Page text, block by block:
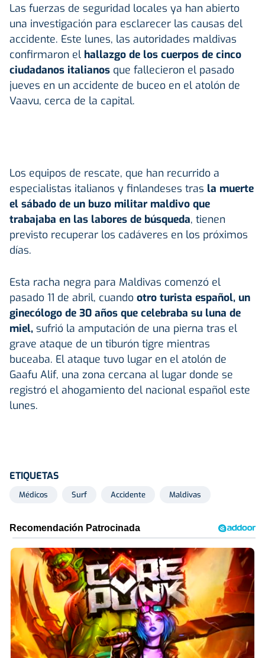
Las fuerzas de seguridad locales ya han abierto
una investigación para esclarecer las causas del
accidente. Este lunes, las autoridades maldivas
confirmaron el hallazgo de los cuerpos de cinco
ciudadanos italianos que fallecieron el pasado
jueves en un accidente de buceo en el atolón de
Vaavu, cerca de la capital.
Los equipos de rescate, que han recurrido a
especialistas italianos y finlandeses tras la muerte
el sábado de un buzo militar maldivo que
trabajaba en las labores de búsqueda, tienen
previsto recuperar los cadáveres en los próximos
días.
Esta racha negra para Maldivas comenzó el
pasado 11 de abril, cuando otro turista español, un
ginecólogo de 30 años que celebraba su luna de
miel, sufrió la amputación de una pierna tras el
grave ataque de un tiburón tigre mientras
buceaba. El ataque tuvo lugar en el atolón de
Gaafu Alif, una zona cercana al lugar donde se
registró el ahogamiento del nacional español este
lunes.
ETIQUETAS
Médicos Surf Accidente Maldivas